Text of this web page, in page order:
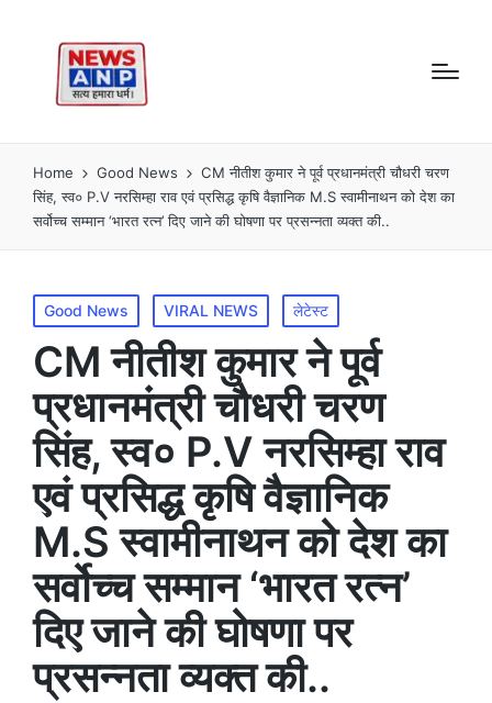
Home Good News
CM नीतीश कुमार ने पूर्व प्रधानमंत्री चौधरी चरण
सिंह, स्व० P.V नरसिम्हा राव एवं प्रसिद्ध कृषि वैज्ञानिक M.S स्वामीनाथन को देश का
सर्वोच्च सम्मान ‘भारत रत्न’ दिए जाने की घोषणा पर प्रसन्नता व्यक्त की..
Posted
in
Good News VIRAL NEWS लेटेस्ट
CM नीतीश कुमार ने पूर्व
प्रधानमंत्री चौधरी चरण
सिंह, स्व० P.V नरसिम्हा राव
एवं प्रसिद्ध कृषि वैज्ञानिक
M.S स्वामीनाथन को देश का
सर्वोच्च सम्मान ‘भारत रत्न’
दिए जाने की घोषणा पर
प्रसन्नता व्यक्त की..